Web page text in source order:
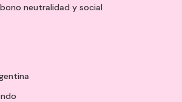
neutralidad y social